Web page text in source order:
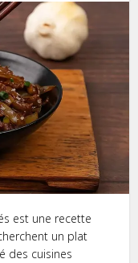
est une recette
un plat
des cuisines